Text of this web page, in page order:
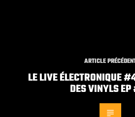
ARTICLE
LE LIVE ÉLECTRONIQUE
DES VINYLS